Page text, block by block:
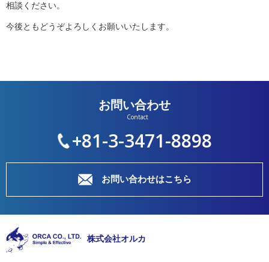
相談ください。
今後ともどうぞよろしくお願いいたします。
お問い合わせ
+81-3-3471-8898
お問い合わせはこちら
株式会社オルカ